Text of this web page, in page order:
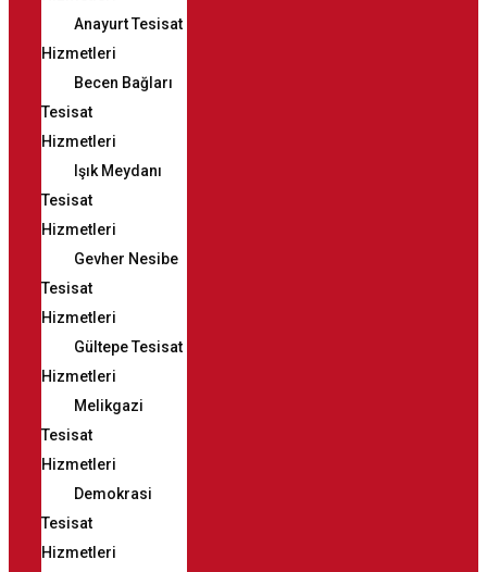
Anayurt Tesisat
Hizmetleri
Becen Bağları
Tesisat
Hizmetleri
Işık Meydanı
Tesisat
Hizmetleri
Gevher Nesibe
Tesisat
Hizmetleri
Gültepe Tesisat
Hizmetleri
Melikgazi
Tesisat
Hizmetleri
Demokrasi
Tesisat
Hizmetleri